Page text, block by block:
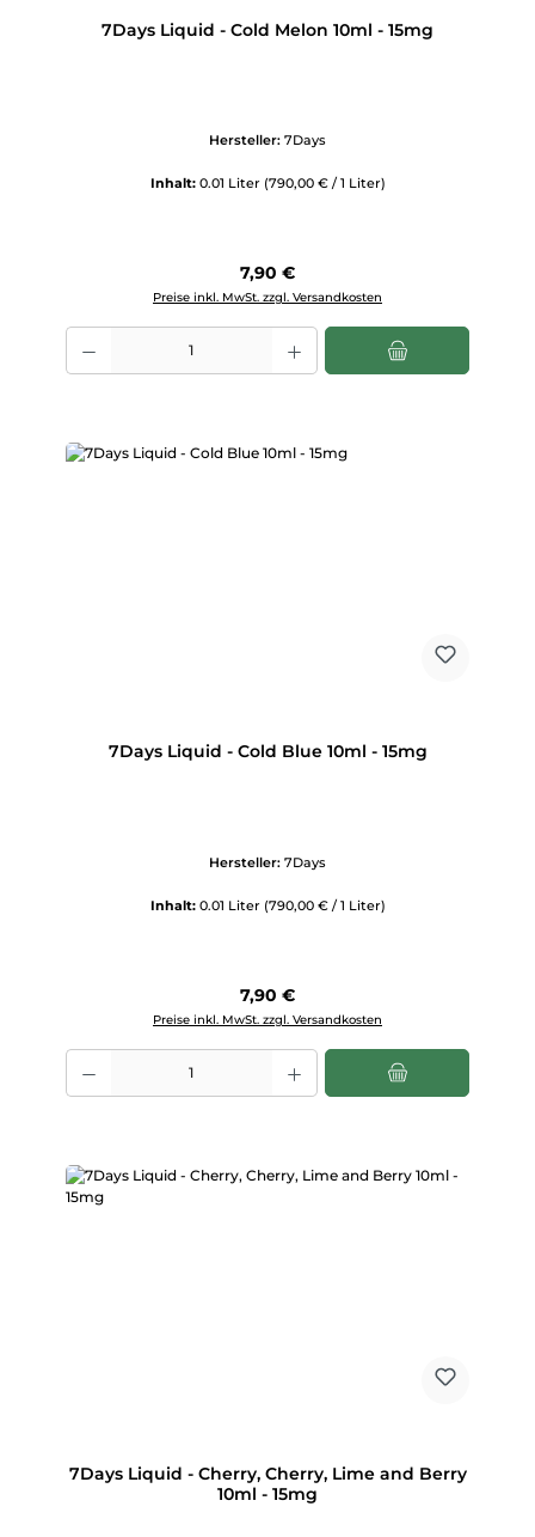
7Days Liquid - Cold Melon 10ml - 15mg
Hersteller: 7Days
Inhalt: 0.01 Liter (790,00 € / 1 Liter)
Regulärer Preis:
7,90 €
Preise inkl. MwSt. zzgl. Versandkosten
Produkt Anzahl: Gib den gewünschten Wert ein oder benutze die
7Days Liquid - Cold Blue 10ml - 15mg
Hersteller: 7Days
Inhalt: 0.01 Liter (790,00 € / 1 Liter)
Regulärer Preis:
7,90 €
Preise inkl. MwSt. zzgl. Versandkosten
Produkt Anzahl: Gib den gewünschten Wert ein oder benutze die
7Days Liquid - Cherry, Cherry, Lime and Berry
10ml - 15mg